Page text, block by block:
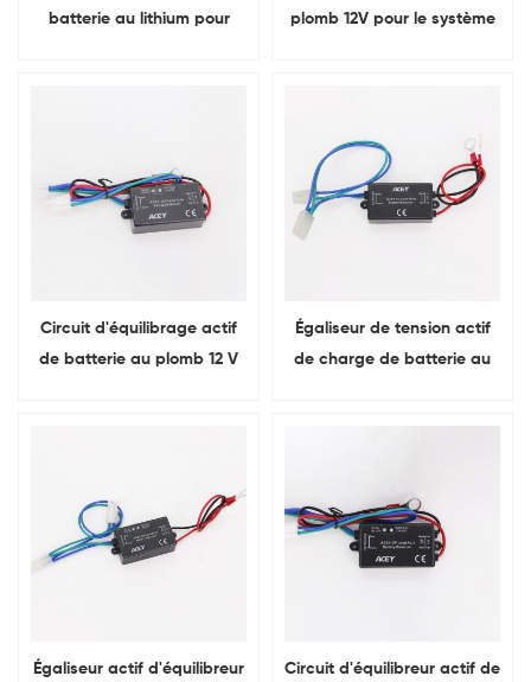
batterie au lithium pour
plomb 12V pour le système
Circuit d'équilibrage actif
de batterie au plomb 12 V
Égaliseur de tension actif
de charge de batterie au
Égaliseur actif d'équilibreur
Circuit d'équilibreur actif de